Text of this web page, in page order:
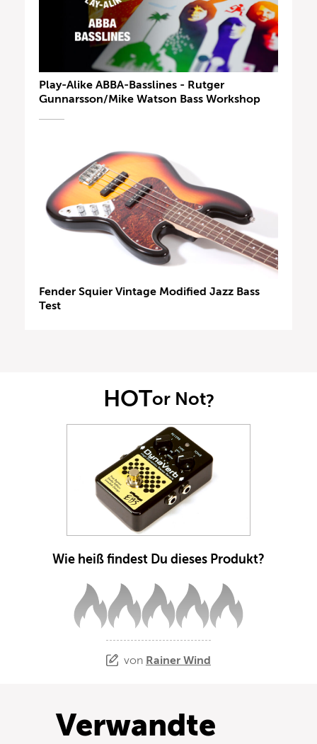
Play-Alike ABBA-Basslines - Rutger
Gunnarsson/Mike Watson Bass Workshop
Fender Squier Vintage Modified Jazz Bass
Test
HOTor Not?
Wie heiß findest Du dieses Produkt?
von Rainer Wind
Verwandte